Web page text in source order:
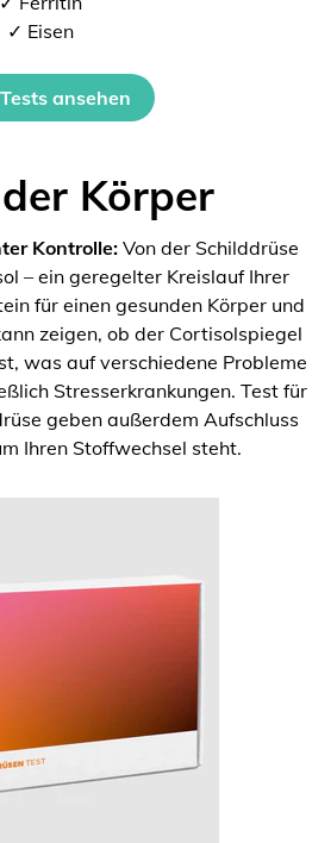
✓ Eisen
ansehen
Körper
Kontrolle: Von der Schilddrüse
– ein geregelter Kreislauf Ihrer
für einen gesunden Körper und
zeigen, ob der Cortisolspiegel
was auf verschiedene Probleme
Stresserkrankungen. Test für
geben außerdem Aufschluss
Ihren Stoffwechsel steht.